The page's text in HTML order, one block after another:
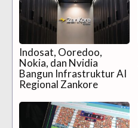
Indosat, Ooredoo,
Nokia, dan Nvidia
Bangun Infrastruktur AI
Regional Zankore